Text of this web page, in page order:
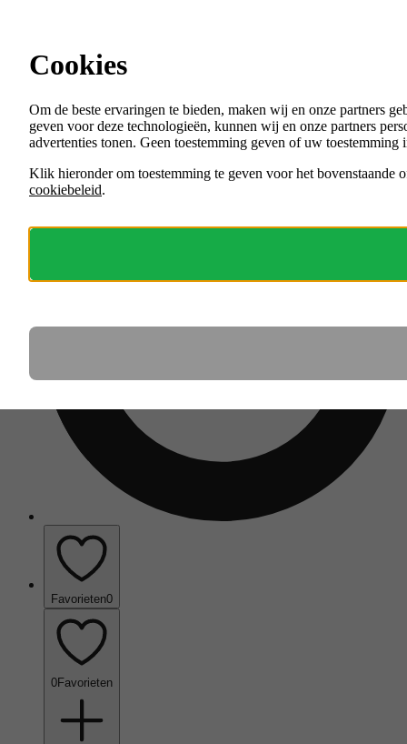
Menu
VACATURES
ORGANISATIES
Favorieten0
0Favorieten
Cookies
Om de beste ervaringen te bieden, maken wij en onze partners
geven voor deze technologieën, kunnen wij en onze partners
advertenties tonen. Geen toestemming geven of uw
Klik hieronder om toestemming te geven voor het bovenstaande
cookiebeleid.